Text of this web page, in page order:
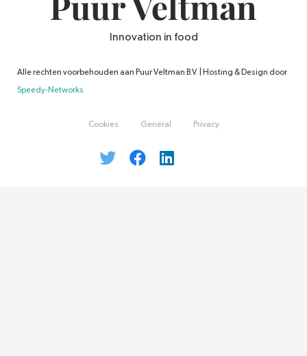
Innovation in food
Alle rechten voorbehouden aan Puur Veltman B.V. | Hosting & Design door
Speedy-Networks
Cookies General Privacy